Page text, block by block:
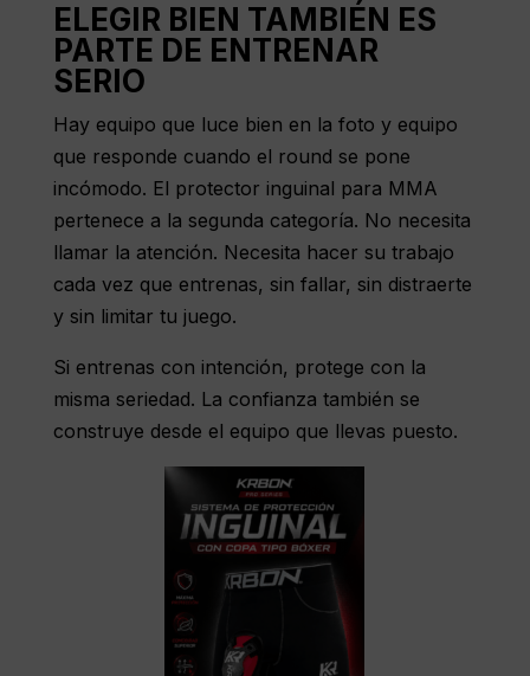
ELEGIR BIEN TAMBIÉN ES
PARTE DE ENTRENAR
SERIO
Hay equipo que luce bien en la foto y equipo
que responde cuando el round se pone
incómodo. El protector inguinal para MMA
pertenece a la segunda categoría. No necesita
llamar la atención. Necesita hacer su trabajo
cada vez que entrenas, sin fallar, sin distraerte
y sin limitar tu juego.
Si entrenas con intención, protege con la
misma seriedad. La confianza también se
construye desde el equipo que llevas puesto.